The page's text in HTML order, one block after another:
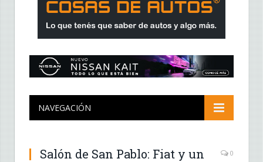
NAVEGACIÓN
Salón de San Pablo: Fiat y un
0